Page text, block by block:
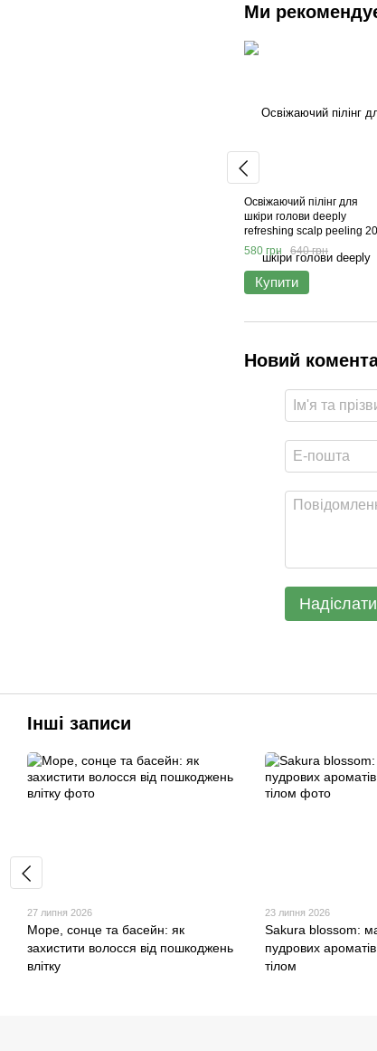
Ми
Освіжаючий пілінг для
шкіри голови deeply
refreshing scalp peeling
мл
580 грн 640 грн
Купити
Новий
Надіслати
Інші записи
27 липня 2026
Море, сонце та басейн: як
захистити волосся від пошкоджень
влітку
23 липня 2026
Sakura blossom:
пудрових
тілом